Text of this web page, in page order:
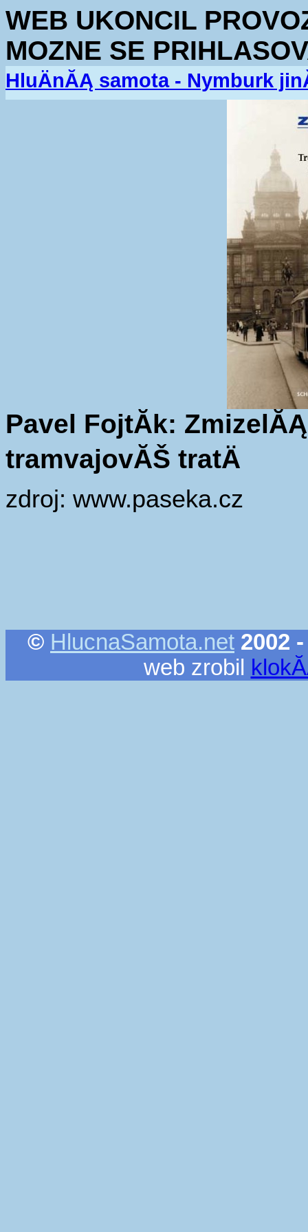
WEB UKONCIL
MOZNE SE
HluÄnĂĄ samota - Nymburk
Pavel FojtĂ­k:
tramvajovĂŠ tratÄ
zdroj: www.paseka.cz
© HlucnaSamota.net 2002
web zrobil